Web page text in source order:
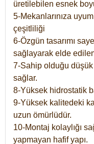
üretilebilen esnek
5-Mekanlarınıza
çeşitliliği
6-Özgün tasarımı
sağlayarak elde
7-Sahip olduğu
sağlar.
8-Yüksek hidrostatik
9-Yüksek kalitedeki
uzun ömürlüdür.
10-Montaj kolaylığı
yapmayan hafif yapı.